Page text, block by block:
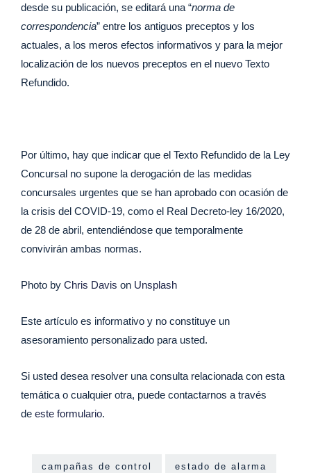
desde su publicación, se editará una “norma de
correspondencia” entre los antiguos preceptos y los
actuales, a los meros efectos informativos y para la mejor
localización de los nuevos preceptos en el nuevo Texto
Refundido.
Por último, hay que indicar que el Texto Refundido de la Ley
Concursal no supone la derogación de las medidas
concursales urgentes que se han aprobado con ocasión de
la crisis del COVID-19, como el Real Decreto-ley 16/2020,
de 28 de abril, entendiéndose que temporalmente
convivirán ambas normas.
Photo by Chris Davis on Unsplash
Este artículo es informativo y no constituye un
asesoramiento personalizado para usted.
Si usted desea resolver una consulta relacionada con esta
temática o cualquier otra, puede contactarnos a través
de este formulario.
campañas de control estado de alarma